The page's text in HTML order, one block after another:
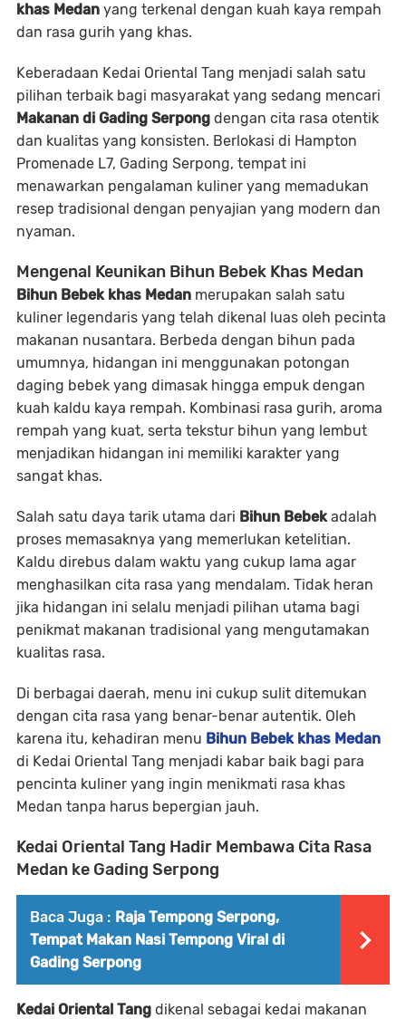
khas Medan yang terkenal dengan kuah kaya rempah
dan rasa gurih yang khas.
Keberadaan Kedai Oriental Tang menjadi salah satu
pilihan terbaik bagi masyarakat yang sedang mencari
Makanan di Gading Serpong dengan cita rasa otentik
dan kualitas yang konsisten. Berlokasi di Hampton
Promenade L7, Gading Serpong, tempat ini
menawarkan pengalaman kuliner yang memadukan
resep tradisional dengan penyajian yang modern dan
nyaman.
Mengenal Keunikan Bihun Bebek Khas Medan
Bihun Bebek khas Medan merupakan salah satu
kuliner legendaris yang telah dikenal luas oleh pecinta
makanan nusantara. Berbeda dengan bihun pada
umumnya, hidangan ini menggunakan potongan
daging bebek yang dimasak hingga empuk dengan
kuah kaldu kaya rempah. Kombinasi rasa gurih, aroma
rempah yang kuat, serta tekstur bihun yang lembut
menjadikan hidangan ini memiliki karakter yang
sangat khas.
Salah satu daya tarik utama dari Bihun Bebekadalah
proses memasaknya yang memerlukan ketelitian.
Kaldu direbus dalam waktu yang cukup lama agar
menghasilkan cita rasa yang mendalam. Tidak heran
jika hidangan ini selalu menjadi pilihan utama bagi
penikmat makanan tradisional yang mengutamakan
kualitas rasa.
Di berbagai daerah, menu ini cukup sulit ditemukan
dengan cita rasa yang benar-benar autentik. Oleh
karena itu, kehadiran menu Bihun Bebek khas Medan
di Kedai Oriental Tang menjadi kabar baik bagi para
pencinta kuliner yang ingin menikmati rasa khas
Medan tanpa harus bepergian jauh.
Kedai Oriental Tang Hadir Membawa Cita Rasa
Medan ke Gading Serpong
Baca Juga : Raja Tempong Serpong,
Tempat Makan Nasi Tempong Viral di
Gading Serpong
Kedai Oriental Tang dikenal sebagai kedai makanan